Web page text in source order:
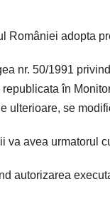
României adopta
nr. 50/1991
republicata în
ulterioare, se
va avea urmatorul
autorizarea